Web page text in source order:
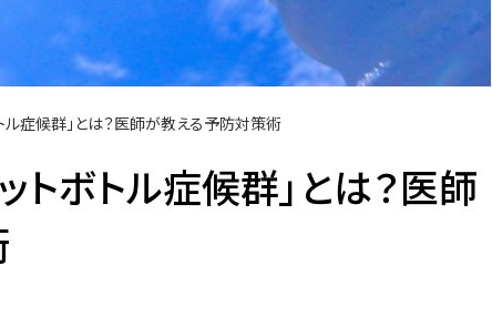
ル症候群」とは？医師が教える予防対策術
トボトル症候群」とは？医師